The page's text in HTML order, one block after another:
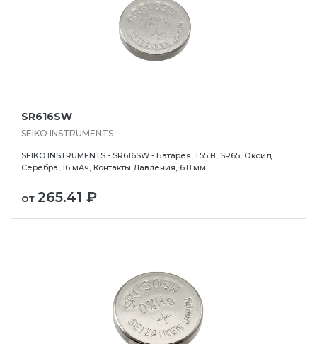
SR616SW
SEIKO INSTRUMENTS
SEIKO INSTRUMENTS - SR616SW - Батарея, 1.55 В, SR65, Оксид
Серебра, 16 мАч, Контакты Давления, 6.8 мм
от 265.41 ₽